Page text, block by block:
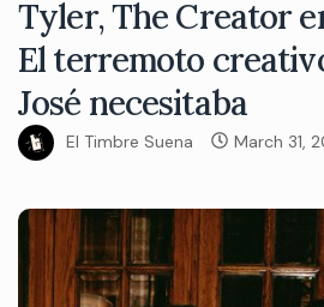
Tyler, The Creator
El terremoto
José necesitaba
El Timbre Suena March 31,